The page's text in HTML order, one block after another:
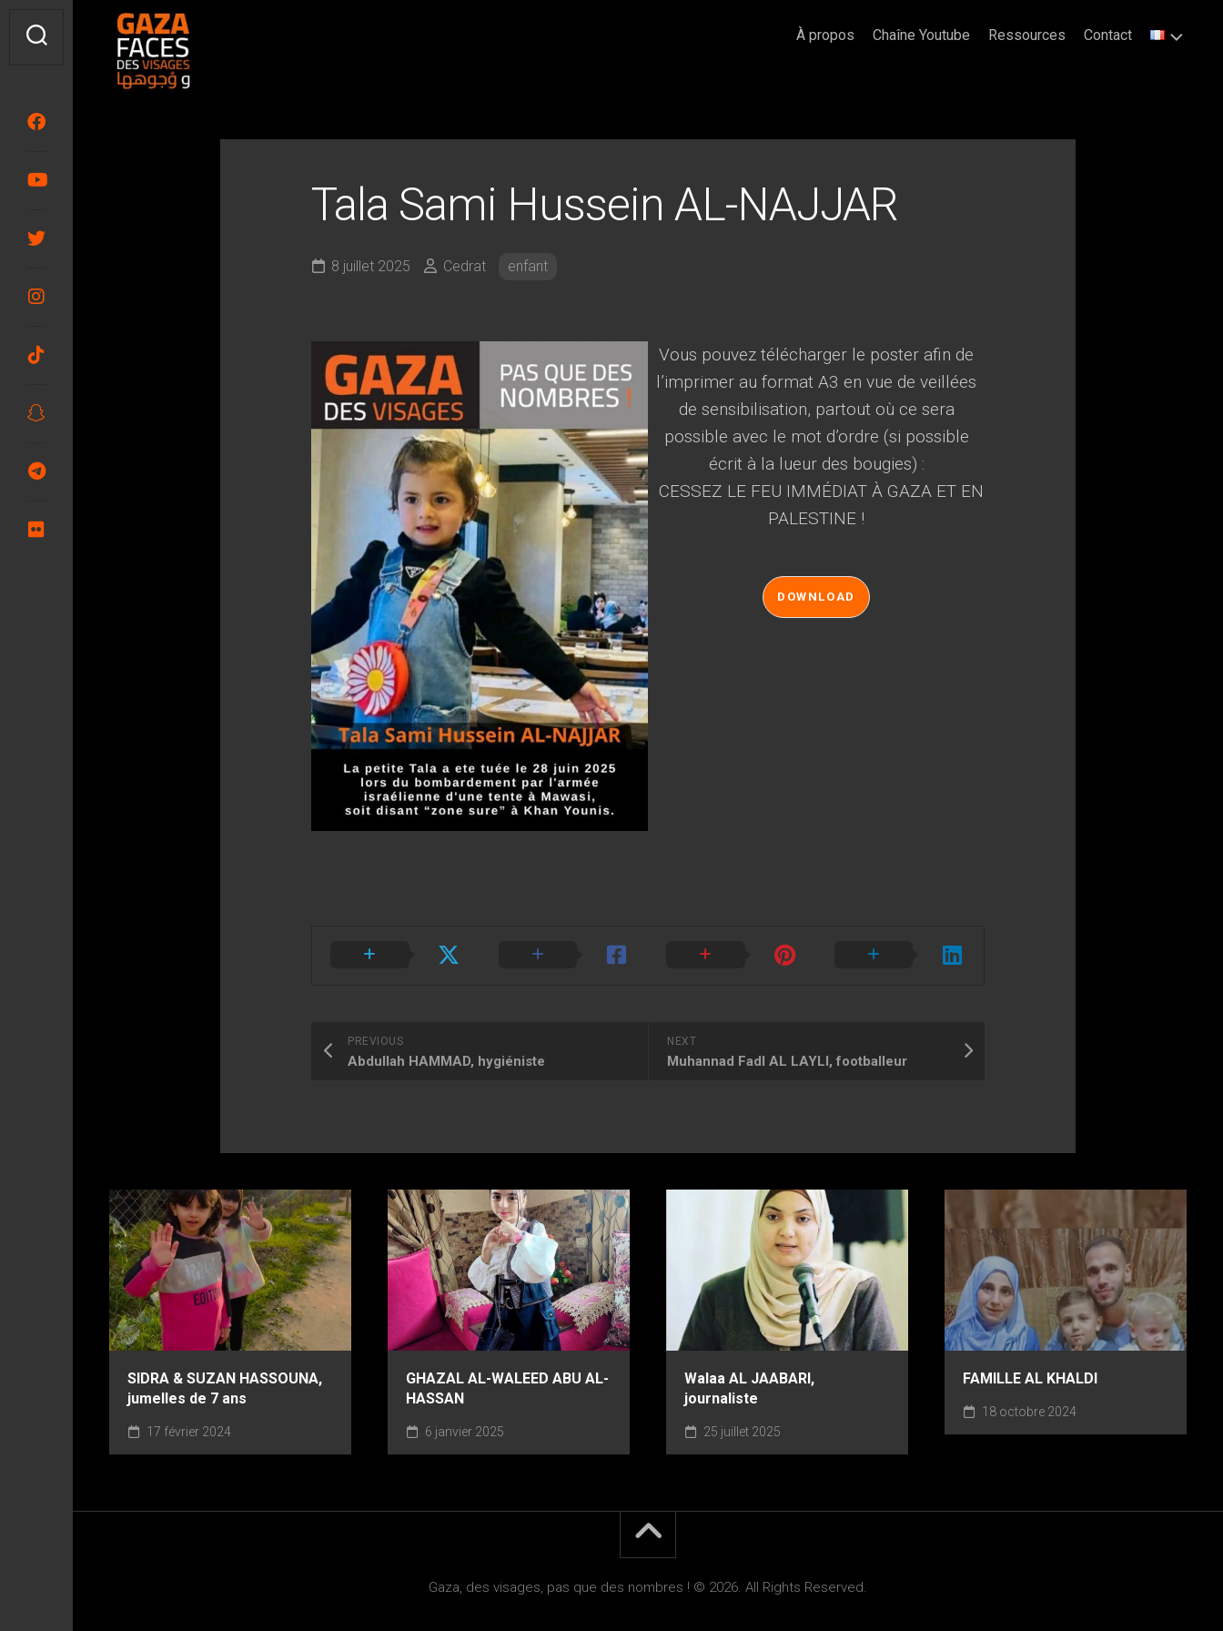
content
À propos Chaîne Youtube Ressources Contact
Tala Sami Hussein AL-NAJJAR
8 juillet 2025 Cedrat enfant
Vous pouvez télécharger le poster afin de
l’imprimer au format A3 en vue de veillées
de sensibilisation, partout où ce sera
possible avec le mot d’ordre (si possible
écrit à la lueur des bougies) :
CESSEZ LE FEU IMMÉDIAT À GAZA ET EN
PALESTINE !
DOWNLOAD
NEXT
Muhannad Fadl AL LAYLI, footballeur
PREVIOUS
Abdullah HAMMAD, hygiéniste
SIDRA & SUZAN HASSOUNA,
jumelles de 7 ans
17 février 2024
GHAZAL AL-WALEED ABU AL-
HASSAN
6 janvier 2025
Walaa AL JAABARI,
journaliste
25 juillet 2025
FAMILLE AL KHALDI
18 octobre 2024
Gaza, des visages, pas que des nombres ! © 2026. All Rights Reserved.